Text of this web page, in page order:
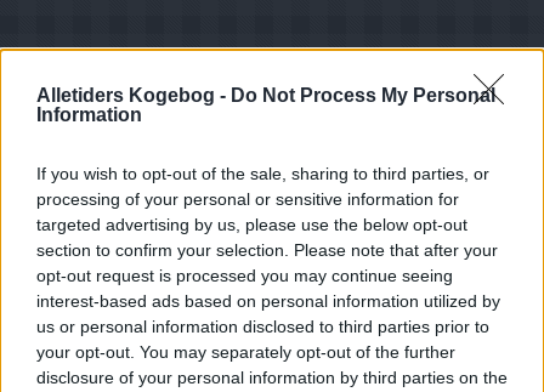
Alletiders Kogebog - Do Not Process My Personal
Information
If you wish to opt-out of the sale, sharing to third parties, or
processing of your personal or sensitive information for
targeted advertising by us, please use the below opt-out
section to confirm your selection. Please note that after your
opt-out request is processed you may continue seeing
interest-based ads based on personal information utilized by
us or personal information disclosed to third parties prior to
your opt-out. You may separately opt-out of the further
disclosure of your personal information by third parties on the